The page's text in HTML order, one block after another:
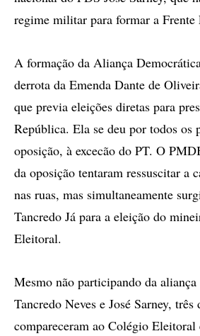
regime militar para formar a Frente
A formação da Aliança
derrota da Emenda Dante de
que previa eleições diretas para
República. Ela se deu por todos os
oposição, à excecão do PT. O
da oposição tentaram ressuscitar a
nas ruas, mas simultaneamente
Tancredo Já para a eleição do
Eleitoral.
Mesmo não participando da
Tancredo Neves e José Sarney, três
compareceram ao Colégio Eleitoral